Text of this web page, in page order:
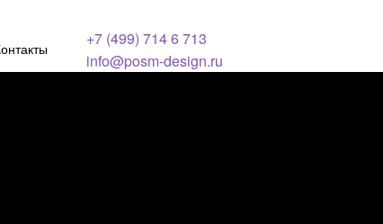
+7 (499) 714 6 713
info@posm-design.ru